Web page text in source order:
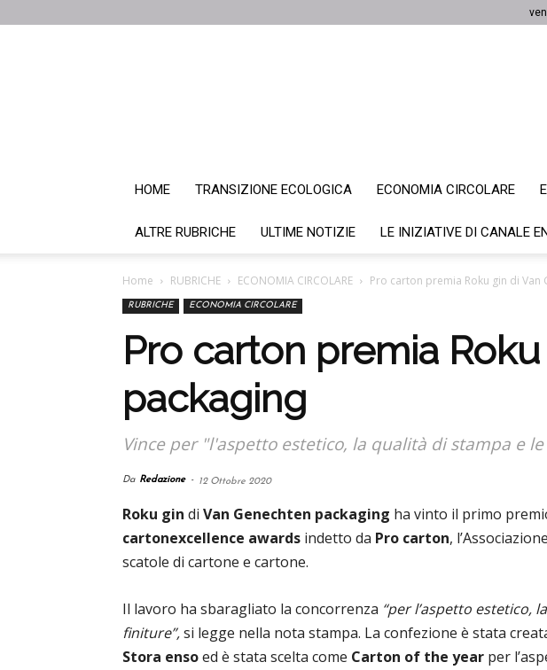
HOME TRANSIZIONE ECOLOGICA ECONOMIA CIRCOLARE
ALTRE RUBRICHE ULTIME NOTIZIE LE INIZIATIVE DI CANALE
Home RUBRICHE ECONOMIA CIRCOLARE Pro carton premia Roku gin di Van
RUBRICHE ECONOMIA CIRCOLARE
Pro carton premia
packaging
Vince per "l'aspetto estetico, la qualità di stampa e
Da Redazione - 12 Ottobre 2020
Roku gin di Van Genechten packaging ha vinto il primo
cartonexcellence awards indetto da Pro carton,
scatole di cartone e cartone.
Il lavoro ha sbaragliato la concorrenza “per l’aspetto estetico,
finiture”,si legge nella nota stampa. La confezione è stata
Stora ensoed è stata scelta come Carton of the year per